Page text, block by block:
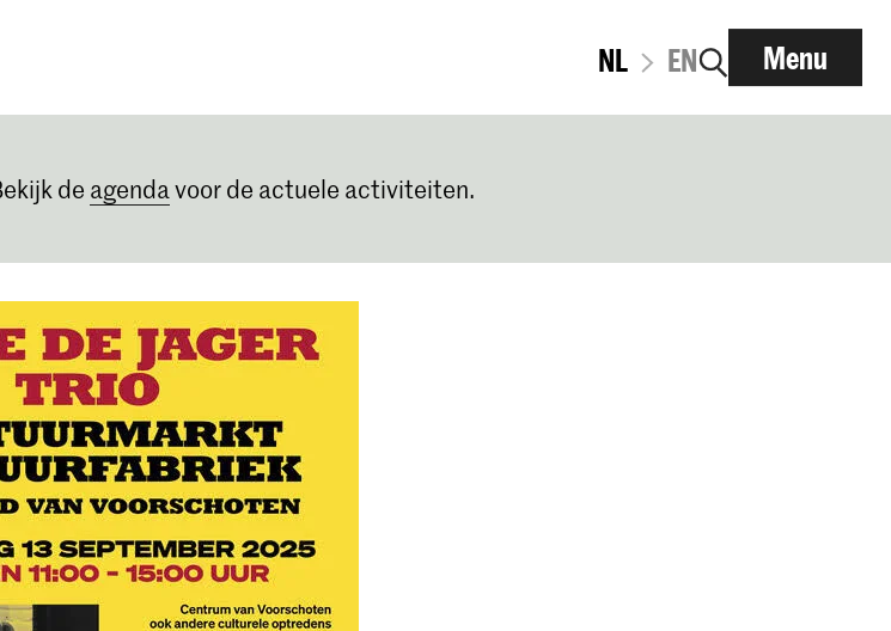
NL EN Menu
de agendavoor de actuele activiteiten.